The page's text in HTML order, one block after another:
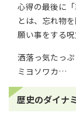
心得の最後に
とは、忘れ物
願い事をする
洒落っ気たっ
ミヨソワカ…
歴史のダイナ